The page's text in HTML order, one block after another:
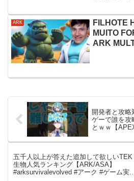
変わるけど、
み効果音
ARK
FILHOTE
MUITO
ARK
開発者と攻略
ゲーで誰を攻
とｗｗ【
五千人以上が答えた追加して欲しいTEK
生物人気ランキング【ARK/ASA】
#arksurvivalevolved #アーク #ゲーム実況